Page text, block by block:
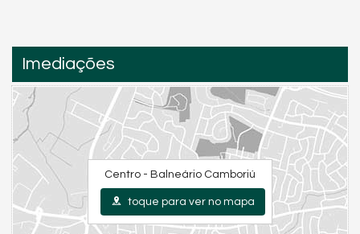
Imediações
Centro - Balneário Camboriú
toque para ver no mapa